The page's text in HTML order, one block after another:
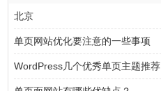
北京
单页网站优化要注意的一些事项
WordPress几个优秀单页主题推荐